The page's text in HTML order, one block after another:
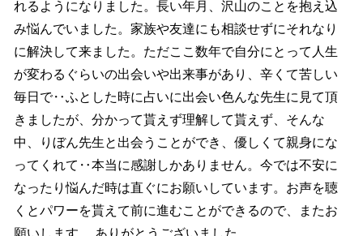
れるようになりました。長い年月、沢山のことを抱え込
み悩んでいました。家族や友達にも相談せずにそれなり
に解決して来ました。ただここ数年で自分にとって人生
が変わるぐらいの出会いや出来事があり、辛くて苦しい
毎日で‥ふとした時に占いに出会い色んな先生に見て頂
きましたが、分かって貰えず理解して貰えず、そんな
中、りぼん先生と出会うことができ、優しくて親身にな
ってくれて‥本当に感謝しかありません。今では不安に
なったり悩んだ時は直ぐにお願いしています。お声を聴
くとパワーを貰えて前に進むことができるので、またお
願いします。 ありがとうございました。